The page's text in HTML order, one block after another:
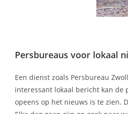
Persbureaus voor lokaal
Een dienst zoals Persbureau
interessant lokaal bericht kan de
opeens op het nieuws is te zien.